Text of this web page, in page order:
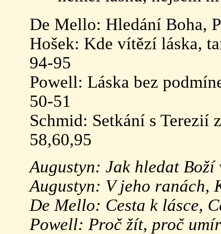
De Mello: Hledání Boha,
Hošek: Kde vítězí láska,
94-95
Powell: Láska bez
50-51
Schmid: Setkání s Terezií
58,60,95
Augustyn: Jak hledat
Augustyn: V jeho ranách,
De Mello: Cesta k lásce,
Powell: Proč žít, proč